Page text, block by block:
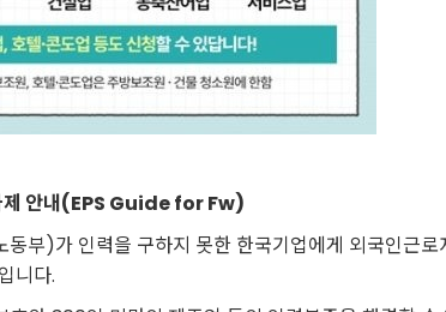
제 안내(EPS Guide for Fw)
부)가 인력을 구하지 못한 한국기업에게 외국인근로
니다.